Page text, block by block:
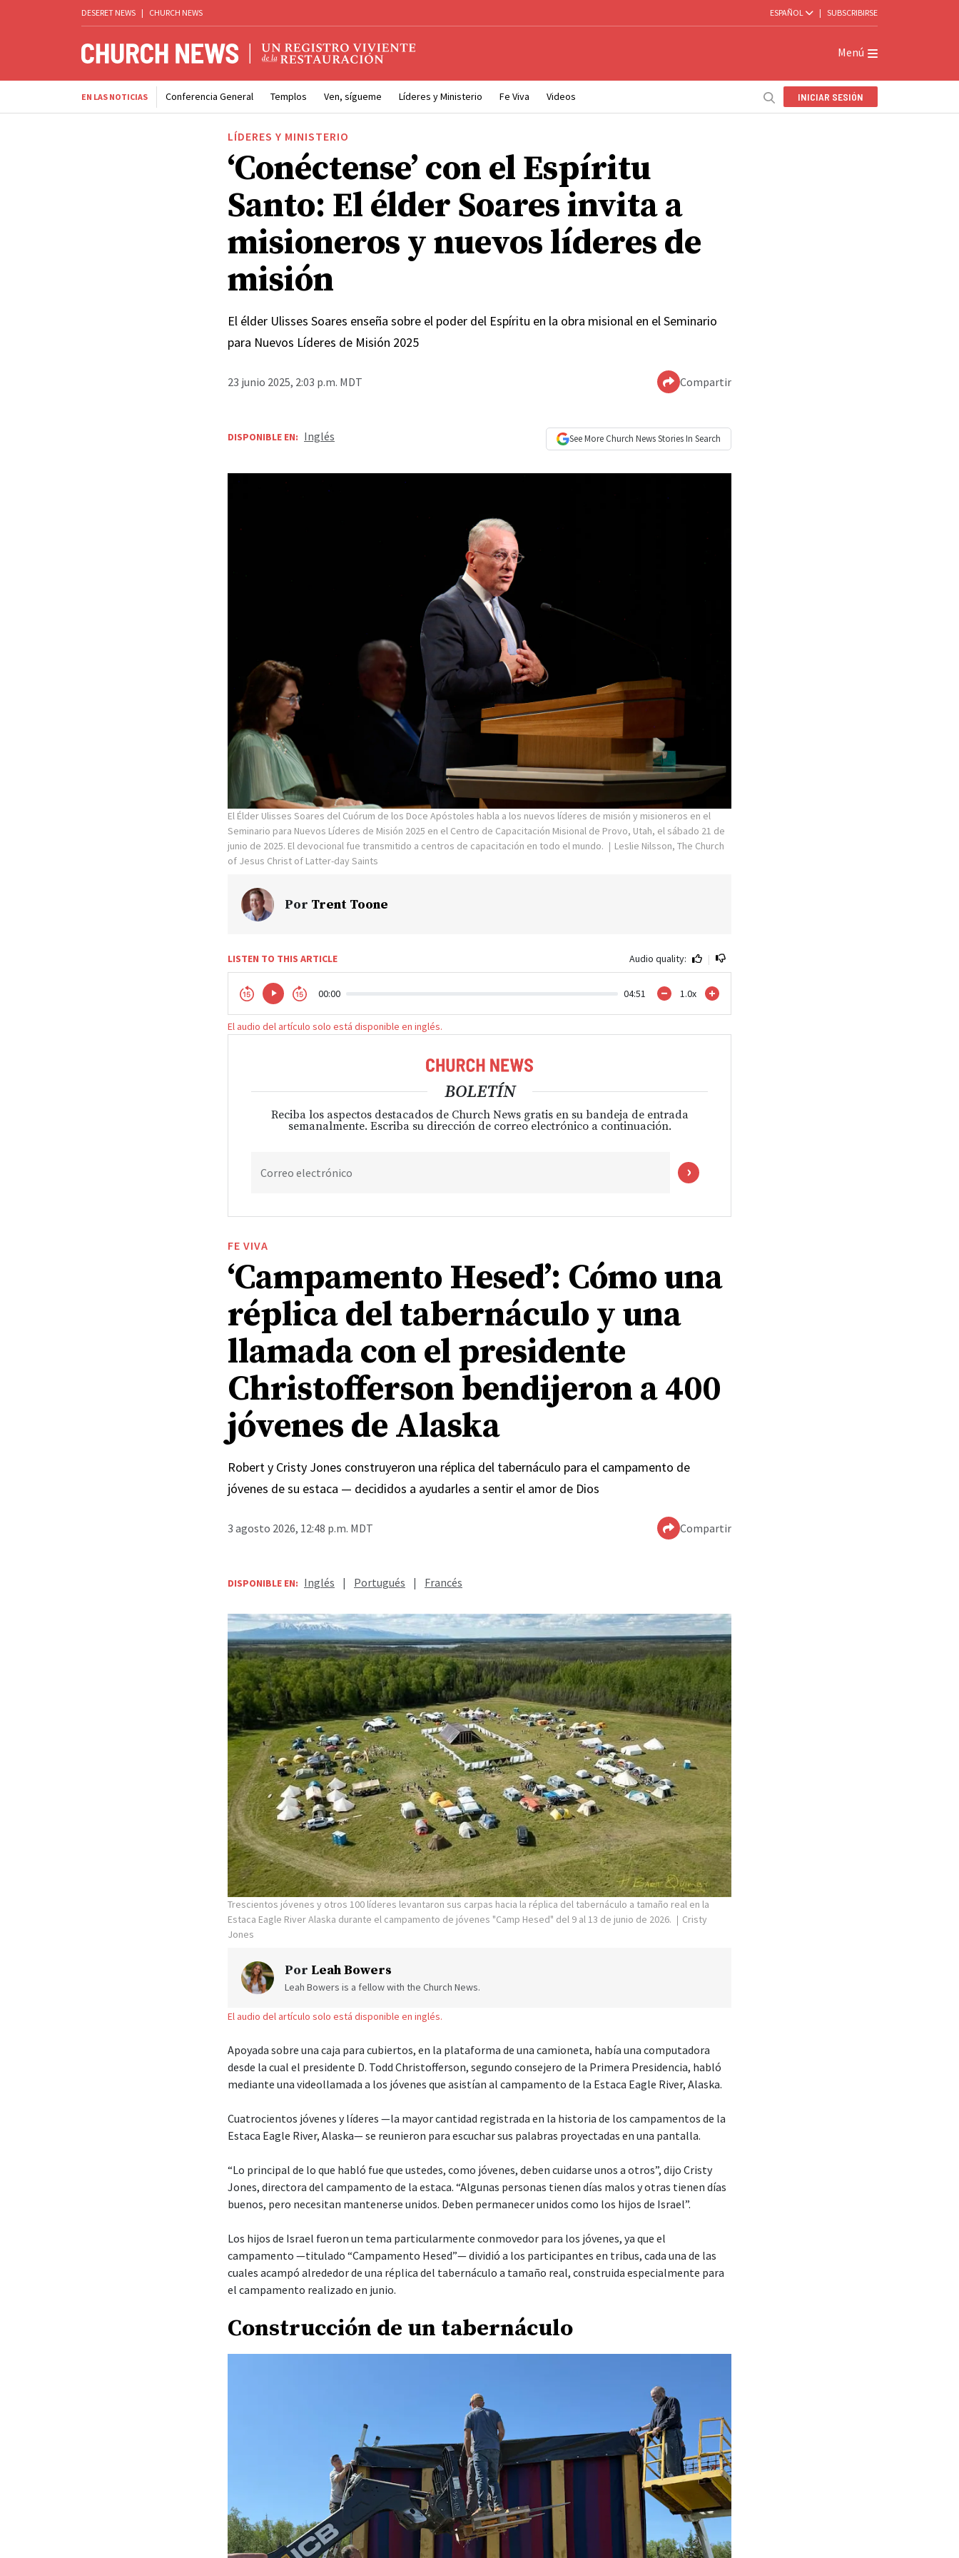
DESERET NEWS | CHURCH NEWS ESPAÑOL | SUBSCRIBIRSE
Menú
EN LAS NOTICIAS Conferencia General Templos Ven, sígueme Líderes y Ministerio Fe Viva Videos INICIAR SESIÓN
LÍDERES Y MINISTERIO
‘Conéctense’ con el Espíritu
Santo: El élder Soares invita a
misioneros y nuevos líderes de
misión
El élder Ulisses Soares enseña sobre el poder del Espíritu en la obra misional en el Seminario
para Nuevos Líderes de Misión 2025
23 junio 2025, 2:03 p.m. MDT Compartir
DISPONIBLE EN: Inglés See More Church NewsStories In Search
El Élder Ulisses Soares del Cuórum de los Doce Apóstoles habla a los nuevos líderes de misión y misioneros en el
Seminario para Nuevos Líderes de Misión 2025 en el Centro de Capacitación Misional de Provo, Utah, el sábado 21 de
junio de 2025. El devocional fue transmitido a centros de capacitación en todo el mundo.
Leslie Nilsson, The Church
of Jesus Christ of Latter-day Saints
Por Trent Toone
LISTEN TO THIS ARTICLE Audio quality: |
00:00 04:51 1.0x
El audio del artículo solo está disponible en inglés.
BOLETÍN
Reciba los aspectos destacados de Church News gratis en su bandeja de entrada
semanalmente. Escriba su dirección de correo electrónico a continuación.
Correo electrónico
FE VIVA
‘Campamento Hesed’: Cómo una
réplica del tabernáculo y una
llamada con el presidente
Christofferson bendijeron a 400
jóvenes de Alaska
Robert y Cristy Jones construyeron una réplica del tabernáculo para el campamento de
jóvenes de su estaca — decididos a ayudarles a sentir el amor de Dios
3 agosto 2026, 12:48 p.m. MDT Compartir
DISPONIBLE EN: Inglés | Portugués | Francés
Trescientos jóvenes y otros 100 líderes levantaron sus carpas hacia la réplica del tabernáculo a tamaño real en la
Estaca Eagle River Alaska durante el campamento de jóvenes "Camp Hesed" del 9 al 13 de junio de 2026.
Cristy
Jones
Por Leah Bowers
Leah Bowers is a fellow with the Church News.
El audio del artículo solo está disponible en inglés.
Apoyada sobre una caja para cubiertos, en la plataforma de una camioneta, había una computadora
desde la cual el presidente D. Todd Christofferson, segundo consejero de la Primera Presidencia, habló
mediante una videollamada a los jóvenes que asistían al campamento de la Estaca Eagle River, Alaska.
Cuatrocientos jóvenes y líderes —la mayor cantidad registrada en la historia de los campamentos de la
Estaca Eagle River, Alaska— se reunieron para escuchar sus palabras proyectadas en una pantalla.
“Lo principal de lo que habló fue que ustedes, como jóvenes, deben cuidarse unos a otros”, dijo Cristy
Jones, directora del campamento de la estaca. “Algunas personas tienen días malos y otras tienen días
buenos, pero necesitan mantenerse unidos. Deben permanecer unidos como los hijos de Israel”.
Los hijos de Israel fueron un tema particularmente conmovedor para los jóvenes, ya que el
campamento —titulado “Campamento Hesed”— dividió a los participantes en tribus, cada una de las
cuales acampó alrededor de una réplica del tabernáculo a tamaño real, construida especialmente para
el campamento realizado en junio.
Construcción de un tabernáculo